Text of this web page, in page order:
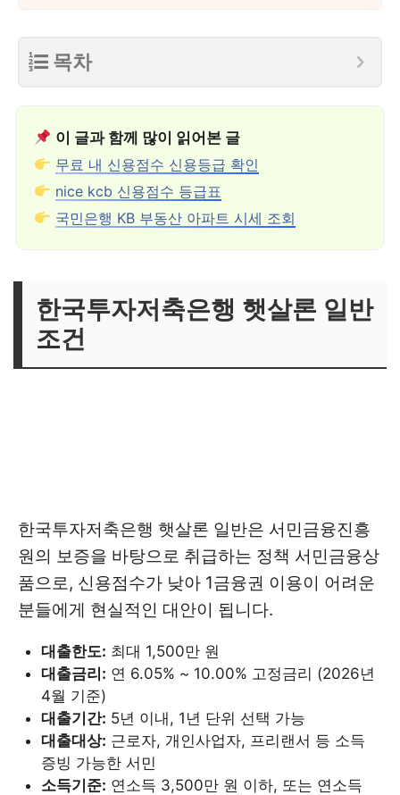
목차
이 글과 함께 많이 읽어본 글
무료 내 신용점수 신용등급 확인
nice kcb 신용점수 등급표
국민은행 KB 부동산 아파트 시세 조회
한국투자저축은행 햇살론 일반
조건
한국투자저축은행 햇살론 일반은 서민금융진흥
원의 보증을 바탕으로 취급하는 정책 서민금융상
품으로, 신용점수가 낮아 1금융권 이용이 어려운
분들에게 현실적인 대안이 됩니다.
대출한도: 최대 1,500만 원
대출금리: 연 6.05% ~ 10.00% 고정금리 (2026년
4월 기준)
대출기간: 5년 이내, 1년 단위 선택 가능
대출대상: 근로자, 개인사업자, 프리랜서 등 소득
증빙 가능한 서민
소득기준: 연소득 3,500만 원 이하, 또는 연소득